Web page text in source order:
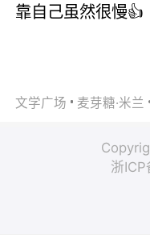
靠自己虽然很慢👍
文学广场 麦芽糖·米兰
浙